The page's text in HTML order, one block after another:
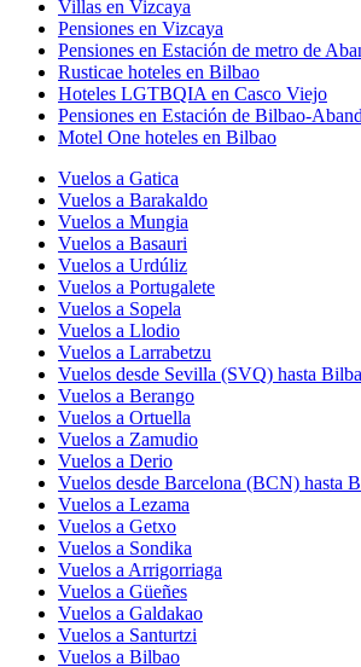
Villas en Vizcaya
Pensiones en Vizcaya
Pensiones en Estación de metro de
Rusticae hoteles en Bilbao
Hoteles LGTBQIA en Casco Viejo
Pensiones en Estación de Bilbao-
Motel One hoteles en Bilbao
Vuelos a Gatica
Vuelos a Barakaldo
Vuelos a Mungia
Vuelos a Basauri
Vuelos a Urdúliz
Vuelos a Portugalete
Vuelos a Sopela
Vuelos a Llodio
Vuelos a Larrabetzu
Vuelos desde Sevilla (SVQ) hasta
Vuelos a Berango
Vuelos a Ortuella
Vuelos a Zamudio
Vuelos a Derio
Vuelos desde Barcelona (BCN) hasta
Vuelos a Lezama
Vuelos a Getxo
Vuelos a Sondika
Vuelos a Arrigorriaga
Vuelos a Güeñes
Vuelos a Galdakao
Vuelos a Santurtzi
Vuelos a Bilbao